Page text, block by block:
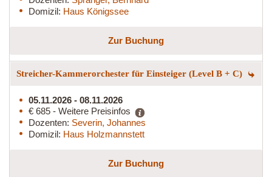
Domizil: Haus Königssee
Zur Buchung
Streicher-Kammerorchester für Einsteiger (Level B + C)
05.11.2026 - 08.11.2026
€ 685 - Weitere Preisinfos
Dozenten: Severin, Johannes
Domizil: Haus Holzmannstett
Zur Buchung